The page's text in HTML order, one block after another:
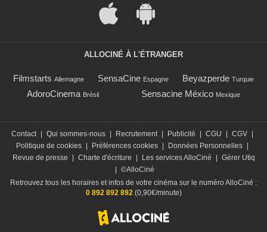
ALLOCINÉ À L'ÉTRANGER
Filmstarts Allemagne SensaCine Espagne Beyazperde Turquie
AdoroCinema Brésil Sensacine México Mexique
Contact Qui sommes-nous Recrutement Publicité CGU CGV
Politique de cookies
Préférences cookies Données Personnelles
Revue de presse
Charte d'écriture Les services AlloCiné
Gérer Utiq
©AlloCiné
Retrouvez tous les horaires et infos de votre cinéma sur le numéro AlloCiné :
0 892 892 892(0,90€/minute)